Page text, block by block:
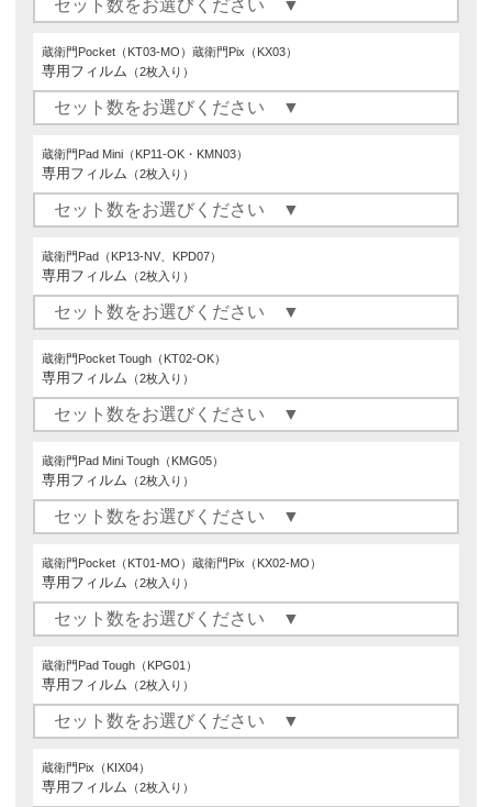
蔵衛門Pocket（KT03-MO）蔵衛門Pix（KX03）
専用フィルム （2枚入り）
蔵衛門Pad Mini（KP11-OK・KMN03）
専用フィルム （2枚入り）
蔵衛門Pad（KP13-NV、KPD07）
専用フィルム （2枚入り）
蔵衛門Pocket Tough（KT02-OK）
専用フィルム （2枚入り）
蔵衛門Pad Mini Tough（KMG05）
専用フィルム （2枚入り）
蔵衛門Pocket（KT01-MO）蔵衛門Pix（KX02-MO）
専用フィルム （2枚入り）
蔵衛門Pad Tough（KPG01）
専用フィルム （2枚入り）
蔵衛門Pix（KIX04）
専用フィルム （2枚入り）